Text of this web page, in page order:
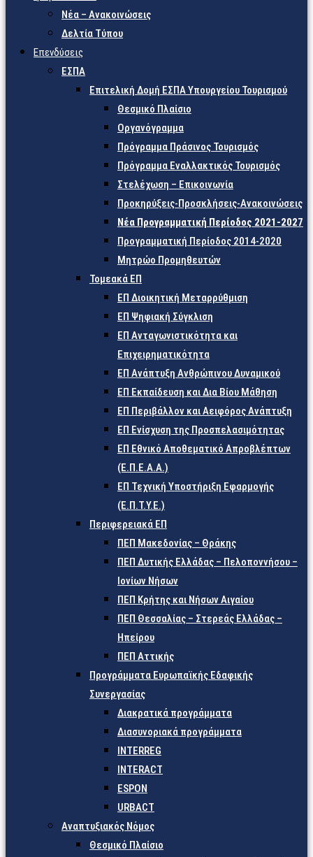
Νέα – Ανακοινώσεις
Δελτία Τύπου
Επενδύσεις
ΕΣΠΑ
Επιτελική Δομή ΕΣΠΑ Υπουργείου Τουρισμού
Θεσμικό Πλαίσιο
Οργανόγραμμα
Πρόγραμμα Πράσινος Τουρισμός
Πρόγραμμα Εναλλακτικός Τουρισμός
Στελέχωση – Επικοινωνία
Προκηρύξεις-Προσκλήσεις-Ανακοινώσεις
Νέα Προγραμματική Περίοδος 2021-2027
Προγραμματική Περίοδος 2014-2020
Μητρώο Προμηθευτών
Τομεακά ΕΠ
ΕΠ Διοικητική Μεταρρύθμιση
ΕΠ Ψηφιακή Σύγκλιση
ΕΠ Ανταγωνιστικότητα και
Επιχειρηματικότητα
ΕΠ Ανάπτυξη Ανθρώπινου Δυναμικού
ΕΠ Εκπαίδευση και Δια Βίου Μάθηση
ΕΠ Περιβάλλον και Αειφόρος Ανάπτυξη
ΕΠ Ενίσχυση της Προσπελασιμότητας
ΕΠ Εθνικό Αποθεματικό Απροβλέπτων
(Ε.Π.Ε.Α.Α.)
ΕΠ Τεχνική Υποστήριξη Εφαρμογής
(Ε.Π.Τ.Υ.Ε.)
Περιφερειακά ΕΠ
ΠΕΠ Μακεδονίας – Θράκης
ΠΕΠ Δυτικής Ελλάδας – Πελοποννήσου –
Ιονίων Νήσων
ΠΕΠ Κρήτης και Νήσων Αιγαίου
ΠΕΠ Θεσσαλίας – Στερεάς Ελλάδας –
Ηπείρου
ΠΕΠ Αττικής
Προγράμματα Ευρωπαϊκής Εδαφικής
Συνεργασίας
Διακρατικά προγράμματα
Διασυνοριακά προγράμματα
INTERREG
INTERACT
ESPON
URBACT
Αναπτυξιακός Νόμος
Θεσμικό Πλαίσιο